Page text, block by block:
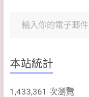
本站統計
1,433,361 次瀏覽